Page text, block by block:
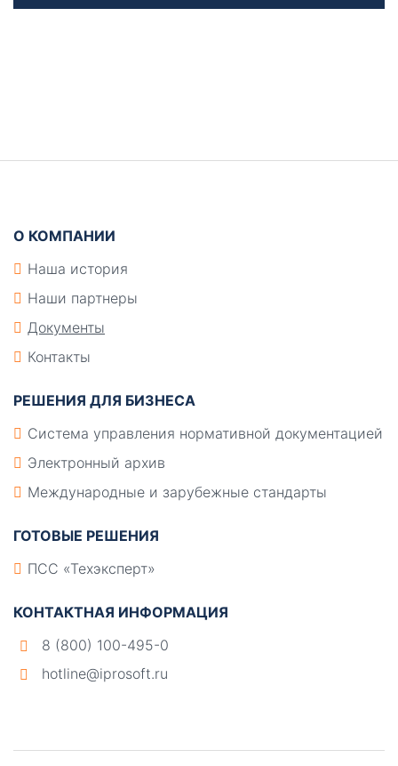
О КОМПАНИИ
Наша история
Наши партнеры
Документы
Контакты
РЕШЕНИЯ ДЛЯ БИЗНЕСА
Система управления нормативной документацией
Электронный архив
Международные и зарубежные стандарты
ГОТОВЫЕ РЕШЕНИЯ
ПСС «Техэксперт»
КОНТАКТНАЯ ИНФОРМАЦИЯ
8 (800) 100-495-0
hotline@iprosoft.ru